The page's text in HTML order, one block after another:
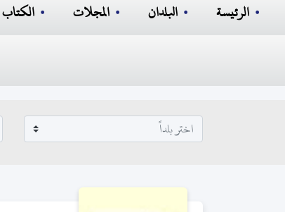
الرئيسة البلدان المجلات الكتاب